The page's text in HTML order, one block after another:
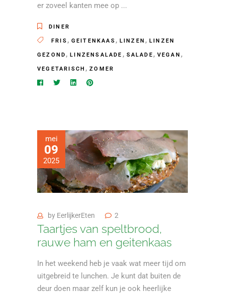
er zoveel kanten mee op
DINER
FRIS , GEITENKAAS , LINZEN ,LINZEN
GEZOND ,LINZENSALADE , SALADE , VEGAN ,
VEGETARISCH ,ZOMER
mei
09
2025
by EerlijkerEten 2
Taartjes van speltbrood,
rauwe ham en geitenkaas
In het weekend heb je vaak wat meer tijd om
uitgebreid te lunchen. Je kunt dat buiten de
deur doen maar zelf kun je ook heerlijke